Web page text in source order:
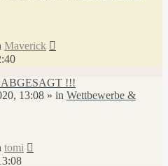
Maverick
ABGESAGT !!!
13:08 » in Wettbewerbe &
tomi